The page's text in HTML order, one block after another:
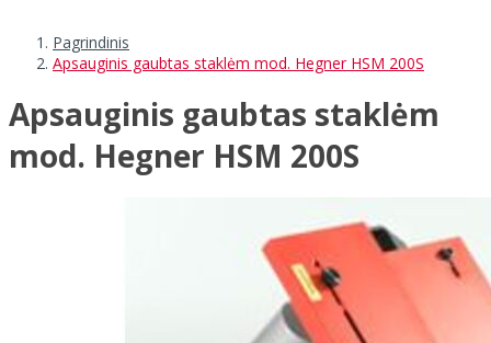
Pagrindinis
Apsauginis gaubtas staklėm mod. Hegner HSM 200S
Apsauginis gaubtas staklėm
mod. Hegner HSM 200S